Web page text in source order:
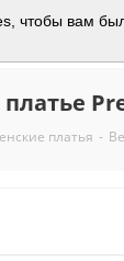
чтобы вам
платья -